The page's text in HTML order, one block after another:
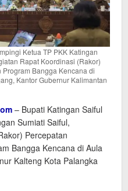
Ketua TP PKK Katingan
Rapat Koordinasi (Rakor)
Bangga Kencana di
Kantor Gubernur Kalimantan
– Bupati Katingan Saiful
Sumiati Saiful,
Percepatan
Bangga Kencana di Aula
Kalteng Kota Palangka